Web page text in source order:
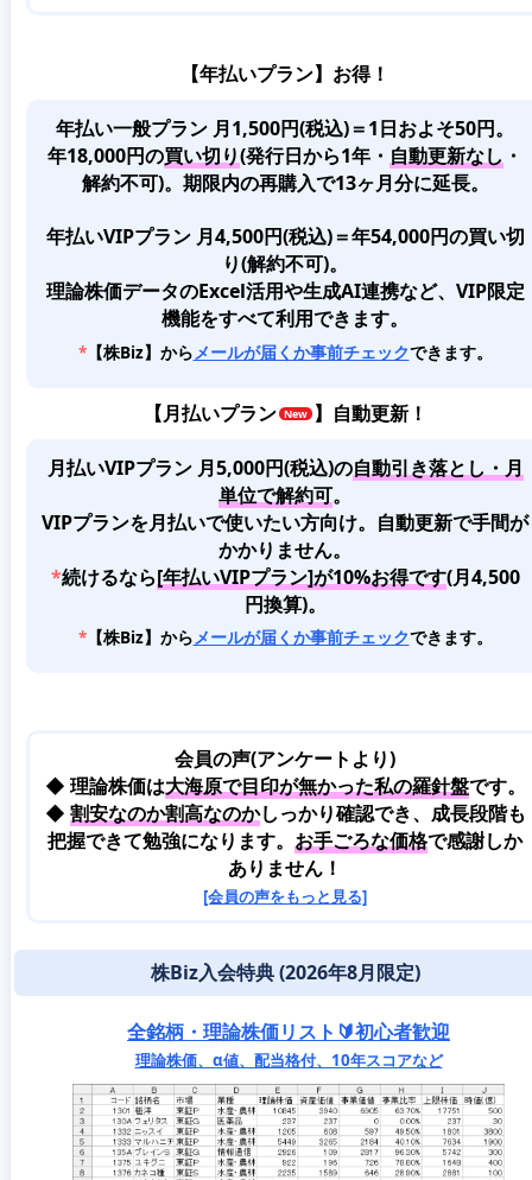
【年払いプラン】お得！
年払い一般プラン 月1,500円(税込)＝1日およそ50円。
年18,000円の買い切り(発行日から1年・ 自動更新なし ・
解約不可)。期限内の再購入で13ヶ月分に延長。
年払いVIPプラン 月4,500円(税込)＝年54,000円の買い切
り(解約不可)。
理論株価データのExcel活用や生成AI連携など、VIP限定
機能をすべて利用できます。
*【株Biz】から メールが届くか事前チェックできます。
【月払いプラン 】自動更新！
月払いVIPプラン 月5,000円(税込)の自動引き落とし・月
単位で解約可。
VIPプランを月払いで使いたい方向け。自動更新で手間が
かかりません。
*続けるなら[年払いVIPプラン]が10%お得です(月4,500
円換算)。
*【株Biz】からメールが届くか事前チェックできます。
会員の声(アンケートより)
◆ 理論株価は大海原で目印が無かった私の羅針盤です。
◆ 割安なのか割高なのかしっかり確認でき、成長段階も
把握できて勉強になります。 お手ごろな価格で感謝しか
ありません！
[会員の声をもっと見る]
株Biz入会特典 (2026年8月限定)
全銘柄・理論株価リスト🔰初心者歓迎
理論株価、α値、配当格付、10年スコアなど